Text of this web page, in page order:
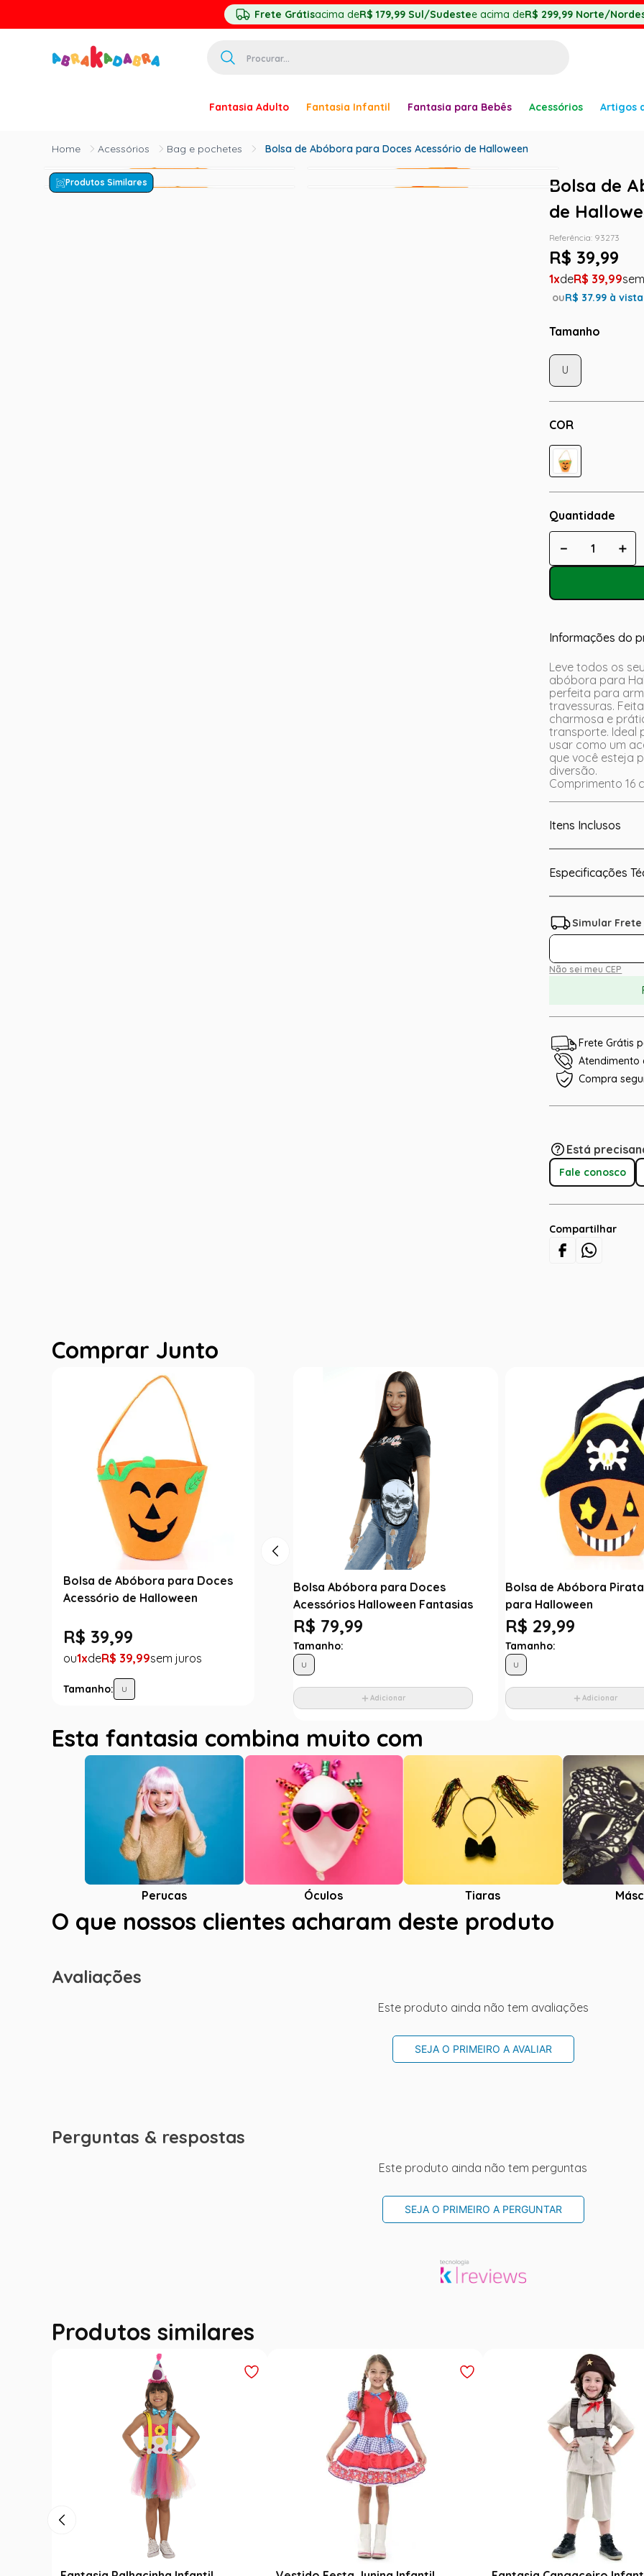
Frete Grátisacima deR$ 179,99 Sul/Sudestee acima deR$ 299,99 Norte/
Fantasia Adulto Fantasia Infantil Fantasia para Bebês Acessórios Artigos
Acessórios Bag e pochetes Bolsa de Abóbora para Doces Acessório de Halloween
Produtos Similares
Bolsa de
de
Referência: 93273
R$ 39,99
1 R$ 39,99
ouR$ 37.99 à vista
Tamanho
COR
U
Quantidade
＋
－
Informações do
Leve todos os
abóbora para
perfeita para
travessuras.
charmosa e
transporte. Ideal
usar como um
que você esteja
diversão.
Comprimento 16
Itens Inclusos
Especificações
Não sei meu CEP
Frete Grátis
Atendimento
Compra
Está
Fale conosco
Compartilhar
Comprar Junto
Bolsa de Abóbora para Doces
Acessório de Halloween
R$ 39,99
1 R$ 39,99
Tamanho: U
Bolsa Abóbora para Doces
Acessórios Halloween Fantasias
R$ 79,99
Tamanho:
U
Adicionar
Bolsa de Abóbora
para Halloween
R$ 29,99
Tamanho:
U
Adicionar
Esta fantasia combina muito com
Perucas Óculos Tiaras
O que nossos clientes acharam deste produto
Avaliações
Este produto ainda não tem avaliações
SEJA O PRIMEIRO A AVALIAR
Perguntas & respostas
Este produto ainda não tem perguntas
SEJA O PRIMEIRO A PERGUNTAR
Produtos similares
princesa